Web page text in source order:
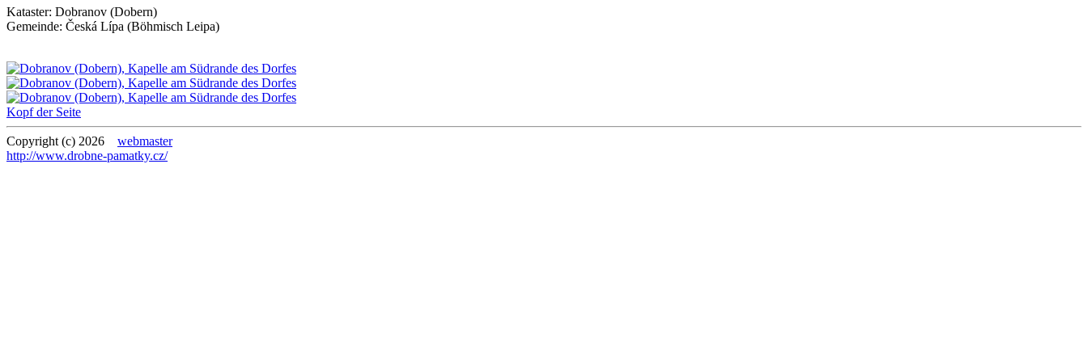
Kataster: Dobranov (Dobern)
Gemeinde: Česká Lípa (Böhmisch Leipa)
Kopf der Seite
Copyright (c) 2026 webmaster
http://www.drobne-pamatky.cz/